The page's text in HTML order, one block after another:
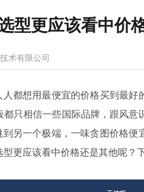
型更应该看中价
术有限公司
都想用最便宜的价格买到最好
只相信一些国际品牌，跟风
另一个极端，一味贪图价格
更应该看中价格还是其他呢？